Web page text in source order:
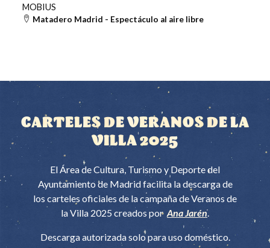
MOBIUS
Matadero Madrid - Espectáculo al aire libre
CARTELES DE VERANOS DE LA
VILLA 2025
El Área de Cultura, Turismo y Deporte del
Ayuntamiento de Madrid facilita la descarga de
los carteles oficiales de la campaña de Veranos de
la Villa 2025 creados por Ana Jarén.
Descarga autorizada solo para uso doméstico.